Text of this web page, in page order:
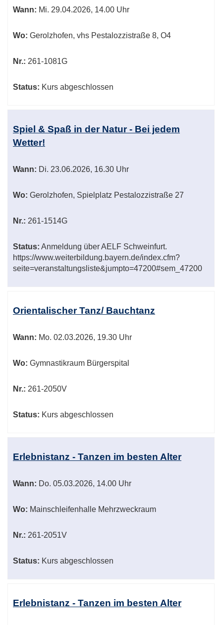
Wann: Mi. 29.04.2026, 14.00 Uhr
Wo: Gerolzhofen, vhs Pestalozzistraße 8, O4
Nr.: 261-1081G
Status: Kurs abgeschlossen
Spiel & Spaß in der Natur - Bei jedem
Wetter!
Wann: Di. 23.06.2026, 16.30 Uhr
Wo: Gerolzhofen, Spielplatz Pestalozzistraße 27
Nr.: 261-1514G
Status: Anmeldung über AELF Schweinfurt.
https://www.weiterbildung.bayern.de/index.cfm?
seite=veranstaltungsliste&jumpto=47200#sem_47200
Orientalischer Tanz/ Bauchtanz
Wann: Mo. 02.03.2026, 19.30 Uhr
Wo: Gymnastikraum Bürgerspital
Nr.: 261-2050V
Status: Kurs abgeschlossen
Erlebnistanz - Tanzen im besten Alter
Wann: Do. 05.03.2026, 14.00 Uhr
Wo: Mainschleifenhalle Mehrzweckraum
Nr.: 261-2051V
Status: Kurs abgeschlossen
Erlebnistanz - Tanzen im besten Alter